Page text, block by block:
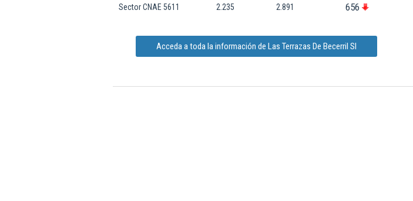
Sector CNAE 5611 2.235 2.891 656
Acceda a toda la información de Las Terrazas De Becerril Sl